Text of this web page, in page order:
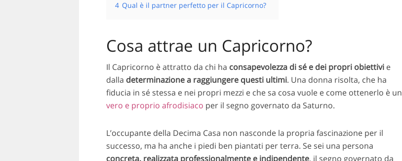
4 Qual è il partner perfetto per il Capricorno?
Cosa attrae un Capricorno?
Il Capricorno è attratto da chi ha consapevolezza di sé e dei propri obiettivi e
dalla determinazione a raggiungere questi ultimi. Una donna risolta, che ha
fiducia in sé stessa e nei propri mezzi e che sa cosa vuole e come ottenerlo è un
vero e proprio afrodisiaco per il segno governato da Saturno.
L’occupante della Decima Casa non nasconde la propria fascinazione per il
successo, ma ha anche i piedi ben piantati per terra. Se sei una persona
concreta, realizzata professionalmente e indipendente, il segno governato da